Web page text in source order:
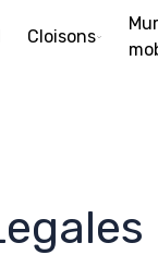
Cloisons